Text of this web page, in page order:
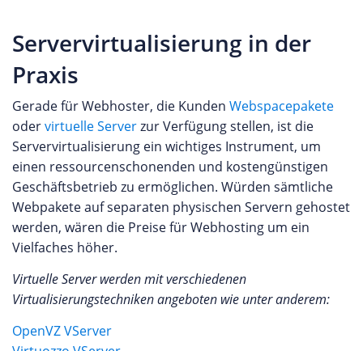
Servervirtualisierung in der
Praxis
Gerade für Webhoster, die Kunden Webspacepakete
odervirtuelle Serverzur Verfügung stellen, ist die
Servervirtualisierung ein wichtiges Instrument, um
einen ressourcenschonenden und kostengünstigen
Geschäftsbetrieb zu ermöglichen. Würden sämtliche
Webpakete auf separaten physischen Servern gehostet
werden, wären die Preise für Webhosting um ein
Vielfaches höher.
Virtuelle Server werden mit verschiedenen
Virtualisierungstechniken angeboten wie unter anderem:
OpenVZ VServer